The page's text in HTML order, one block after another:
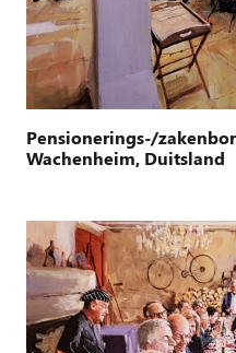
Pensionerings-/
Wachenheim, Duitsland